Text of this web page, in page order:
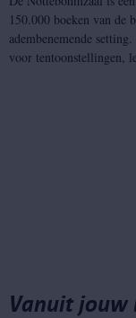
150.000 boeken van de
adembenemende
voor tentoonstellingen,
Vanuit jouw